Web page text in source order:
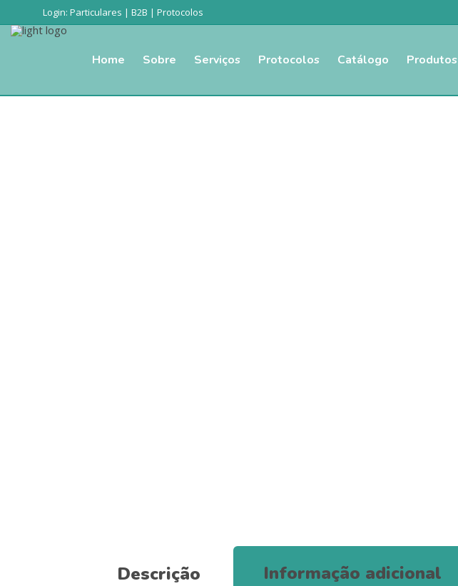
Login: Particulares | B2B | Protocolos
Home Sobre Serviços Protocolos Catálogo Produtos
Descrição Informação adicional